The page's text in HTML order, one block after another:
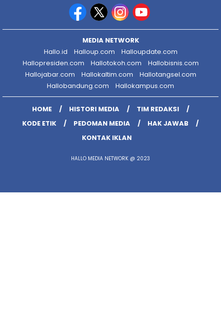
MEDIA NETWORK
Hallo.id
Halloup.com
Halloupdate.com
Hallopresiden.com
Hallotokoh.com
Hallobisnis.com
Hallojabar.com
Hallokaltim.com
Hallotangsel.com
Hallobandung.com
Hallokampus.com
HOME HISTORI MEDIA
TIM REDAKSI
KODE ETIK
PEDOMAN MEDIA
HAK JAWAB
KONTAK IKLAN
HALLO MEDIA NETWORK @ 2023